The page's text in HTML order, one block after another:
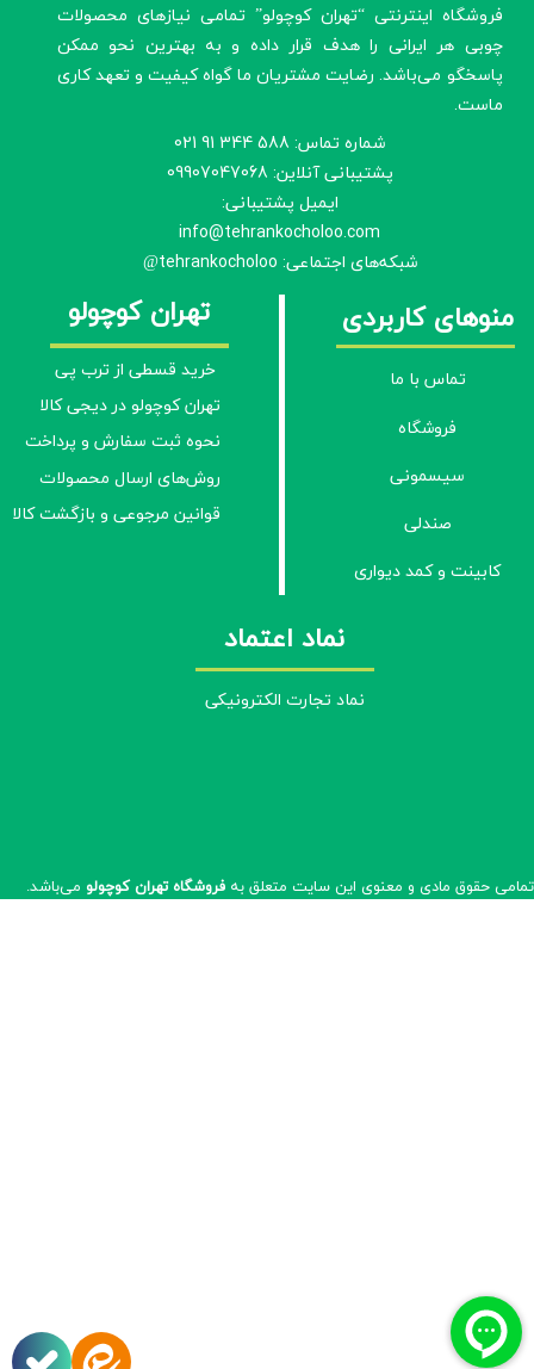
​فروشگاه اینترنتی “تهران کوچولو” تمامی نیازهای محصولات
چوبی هر ایرانی را هدف قرار داده و به بهترین نحو ممکن
پاسخگو می‌باشد. رضایت مشتریان ما گواه کیفیت و تعهد کاری
ماست.
شماره تماس: 588 344 91 021
پشتیبانی آنلاین: 09907047068
ایمیل پشتیبانی:
info@tehrankocholoo.com
شبکه‌های اجتماعی: tehrankocholoo
@
منوهای کاربردی
تماس با ما
فروشگاه
سیسمونی
صندلی
کابینت و کمد دیواری
تهران کوچولو
خرید قسطی از ترب پی
تهران کوچولو در دیجی کالا
نحوه ثبت سفارش و پرداخت
روش‌های ارسال محصولات
قوانین مرجوعی و بازگشت کالا
نماد اعتماد
تمامی حقوق مادی و معنوی این سایت متعلق به فروشگاه تهران کوچولو می‌باشد.​​​​​​​
نماد تجارت الکترونیکی